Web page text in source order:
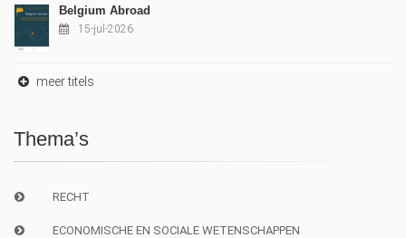
Belgium Abroad
15-jul-2026
meer titels
Thema’s
RECHT
ECONOMISCHE EN SOCIALE WETENSCHAPPEN